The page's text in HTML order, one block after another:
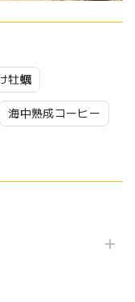
牡蠣
海中熟成コーヒー